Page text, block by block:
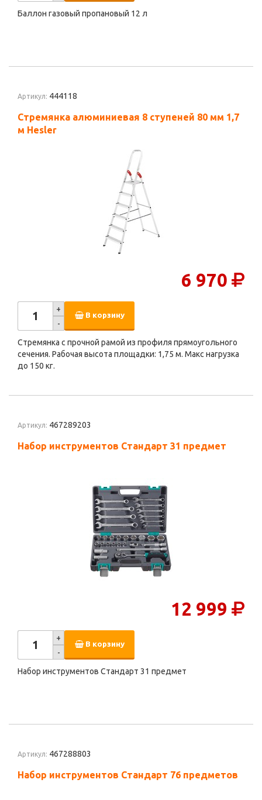
Баллон газовый пропановый 12 л
Артикул: 444118
Стремянка алюминиевая 8 ступеней 80 мм 1,7
м Hesler
6 970
+
-
В корзину
Стремянка с прочной рамой из профиля прямоугольного
сечения. Рабочая высота площадки: 1,75 м. Макс нагрузка
до 150 кг.
Артикул: 467289203
Набор инструментов Стандарт 31 предмет
12 999
+
-
В корзину
Набор инструментов Стандарт 31 предмет
Артикул: 467288803
Набор инструментов Стандарт 76 предметов